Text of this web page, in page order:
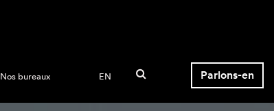
Nos bureaux EN Parlons-en